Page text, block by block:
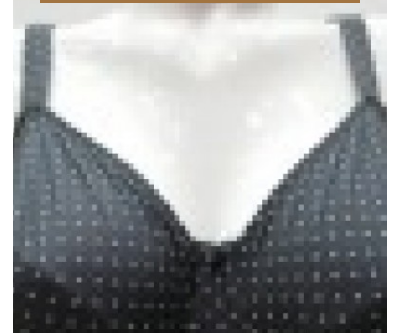
Ropa y complementos
Hombre
Ortopedia
Outlet